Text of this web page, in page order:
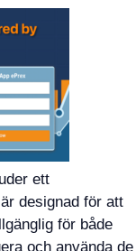
ett
designad för att
för både
och använda de